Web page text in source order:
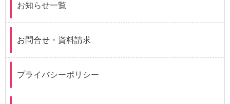
お知らせ一覧
お問合せ・資料請求
プライバシーポリシー